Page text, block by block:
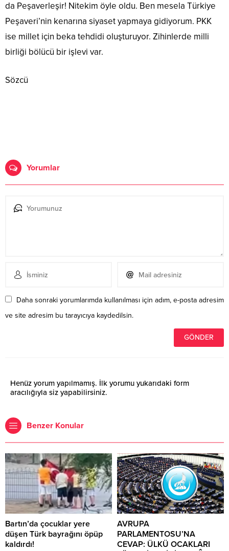
da Peşaverleşir! Nitekim öyle oldu. Ben mesela Türkiye
Peşaveri’nin kenarına siyaset yapmaya gidiyorum. PKK
ise millet için beka tehdidi oluşturuyor. Zihinlerde milli
birliği bölücü bir işlevi var.
Sözcü
Yorumlar
Daha sonraki yorumlarımda kullanılması için adım, e-posta adresim
ve site adresim bu tarayıcıya kaydedilsin.
Henüz yorum yapılmamış. İlk yorumu yukarıdaki form
aracılığıyla siz yapabilirsiniz.
Benzer Konular
Bartın’da çocuklar yere
düşen Türk bayrağını öpüp
kaldırdı!
AVRUPA
PARLAMENTOSU’NA
CEVAP: ÜLKÜ OCAKLARI